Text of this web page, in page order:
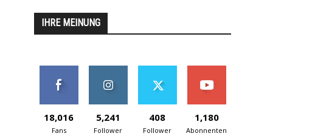
IHRE MEINUNG
18,016
Fans
5,241
Follower
408
Follower
1,180
Abonnenten